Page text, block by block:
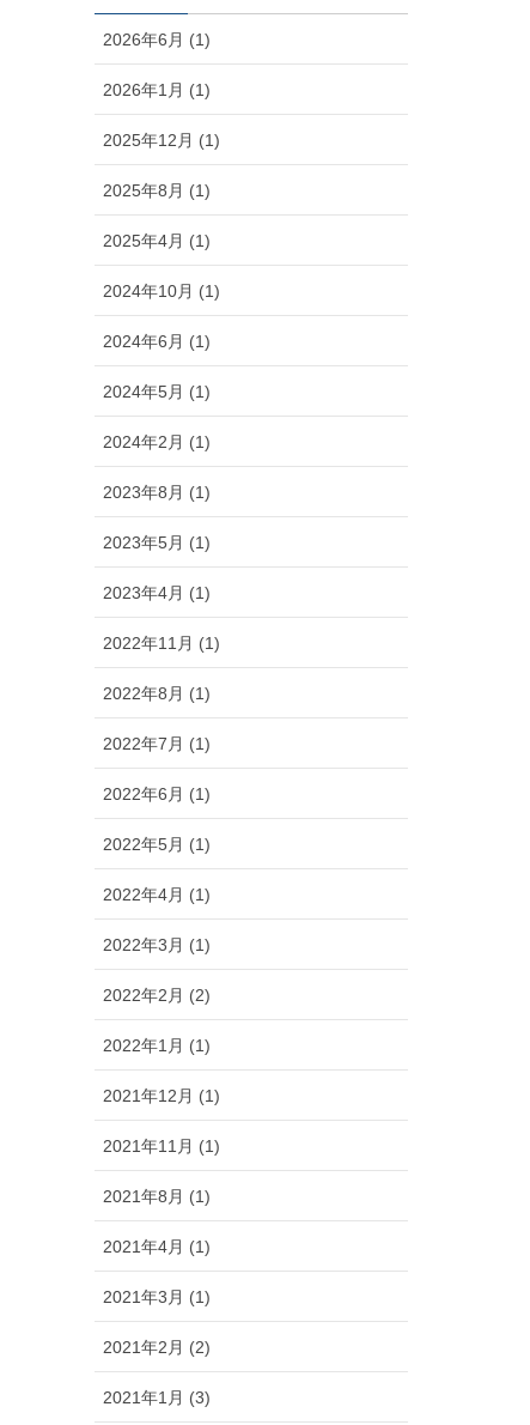
2026年6月 (1)
2026年1月 (1)
2025年12月 (1)
2025年8月 (1)
2025年4月 (1)
2024年10月 (1)
2024年6月 (1)
2024年5月 (1)
2024年2月 (1)
2023年8月 (1)
2023年5月 (1)
2023年4月 (1)
2022年11月 (1)
2022年8月 (1)
2022年7月 (1)
2022年6月 (1)
2022年5月 (1)
2022年4月 (1)
2022年3月 (1)
2022年2月 (2)
2022年1月 (1)
2021年12月 (1)
2021年11月 (1)
2021年8月 (1)
2021年4月 (1)
2021年3月 (1)
2021年2月 (2)
2021年1月 (3)